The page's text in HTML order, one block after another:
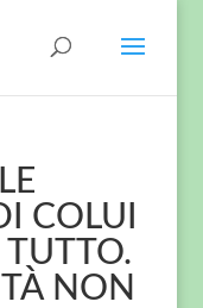
COLUI
TUTTO.
NON